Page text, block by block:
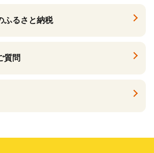
ふるさと納税
質問